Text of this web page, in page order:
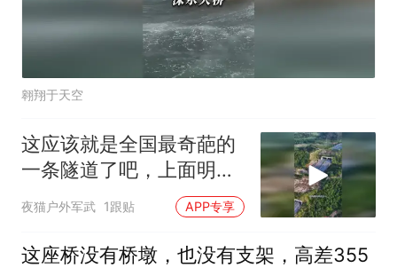
翱翔于天空
这应该就是全国最奇葩的
一条隧道了吧，上面明明
没有山
夜猫户外军武 1跟贴 APP专享
这座桥没有桥墩，也没有支架，高差355